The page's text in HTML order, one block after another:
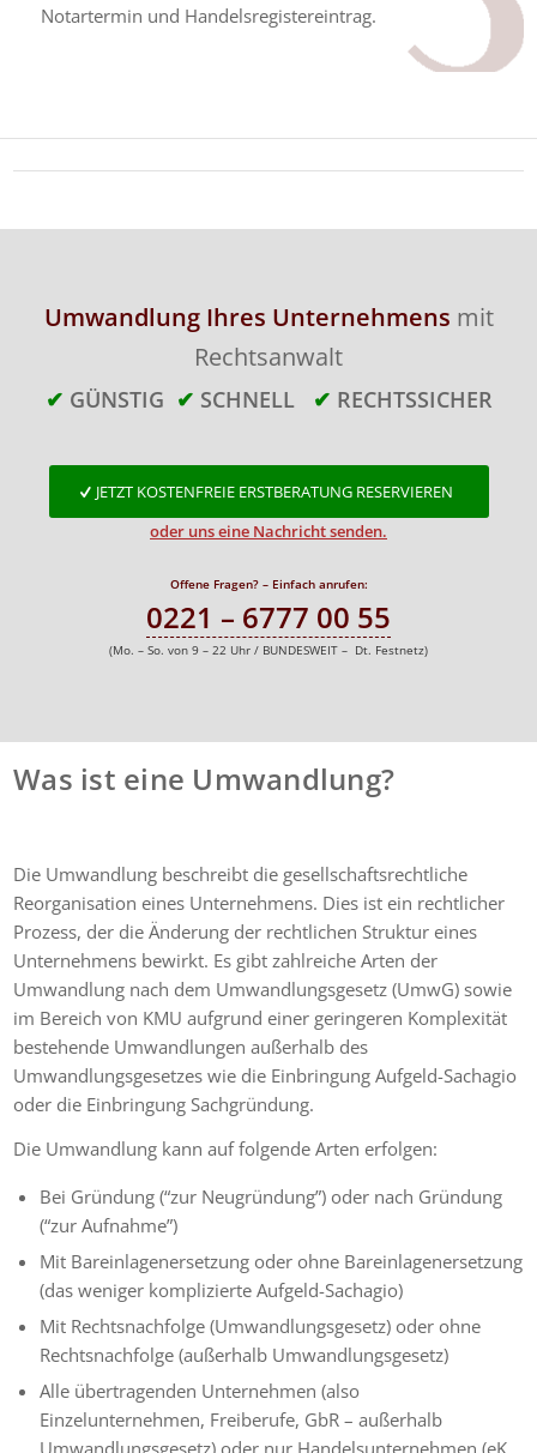
Notartermin und Handelsregistereintrag.
Umwandlung Ihres Unternehmens mit
Rechtsanwalt
✔ GÜNSTIG ✔ SCHNELL ✔ RECHTSSICHER
JETZT KOSTENFREIE ERSTBERATUNG RESERVIEREN
oder uns eine Nachricht senden.
Offene Fragen? – Einfach anrufen:
0221 – 6777 00 55
(Mo. – So. von 9 – 22 Uhr / BUNDESWEIT – Dt. Festnetz)
Was ist eine Umwandlung?
Die Umwandlung beschreibt die gesellschaftsrechtliche
Reorganisation eines Unternehmens. Dies ist ein rechtlicher
Prozess, der die Änderung der rechtlichen Struktur eines
Unternehmens bewirkt. Es gibt zahlreiche Arten der
Umwandlung nach dem Umwandlungsgesetz (UmwG) sowie
im Bereich von KMU aufgrund einer geringeren Komplexität
bestehende Umwandlungen außerhalb des
Umwandlungsgesetzes wie die Einbringung Aufgeld-Sachagio
oder die Einbringung Sachgründung.
Die Umwandlung kann auf folgende Arten erfolgen:
Bei Gründung (“zur Neugründung”) oder nach Gründung
(“zur Aufnahme”)
Mit Bareinlagenersetzung oder ohne Bareinlagenersetzung
(das weniger komplizierte Aufgeld-Sachagio)
Mit Rechtsnachfolge (Umwandlungsgesetz) oder ohne
Rechtsnachfolge (außerhalb Umwandlungsgesetz)
Alle übertragenden Unternehmen (also
Einzelunternehmen, Freiberufe, GbR – außerhalb
Umwandlungsgesetz) oder nur Handelsunternehmen (eK,